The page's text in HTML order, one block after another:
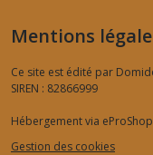
Mentions
Ce site est édité par
SIREN : 82866999
Hébergement via
Gestion des cookies